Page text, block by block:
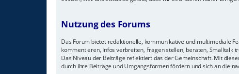
Nutzung des Forums
Das Forum bietet redaktionelle, kommunikative und multimediale
kommentieren, Infos verbreiten, Fragen stellen, beraten, Smalltalk
Das Niveau der Beiträge reflektiert das der Gemeinschaft. Mit
durch ihre Beiträge und Umgangsformen fördern und sich an die